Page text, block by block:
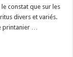
constat que sur les
divers et variés.
printanier …